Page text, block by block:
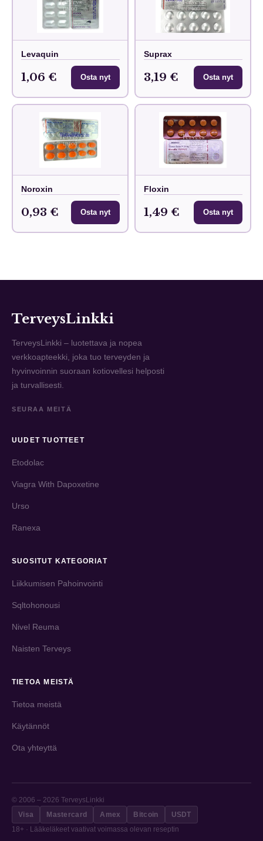
Levaquin
1,06 € Osta nyt
Suprax
3,19 € Osta nyt
Noroxin
0,93 € Osta nyt
Floxin
1,49 € Osta nyt
TerveysLinkki
TerveysLinkki – luotettava ja nopea
verkkoapteekki, joka tuo terveyden ja
hyvinvoinnin suoraan kotiovellesi helposti
ja turvallisesti.
SEURAA MEITÄ
UUDET TUOTTEET
Etodolac
Viagra With Dapoxetine
Urso
Ranexa
SUOSITUT KATEGORIAT
Liikkumisen Pahoinvointi
Sqltohonousi
Nivel Reuma
Naisten Terveys
TIETOA MEISTÄ
Tietoa meistä
Käytännöt
Ota yhteyttä
© 2006 – 2026 TerveysLinkki
Visa
Mastercard Amex Bitcoin
USDT
18+ · Lääkeläkeet vaativat voimassa olevan reseptin